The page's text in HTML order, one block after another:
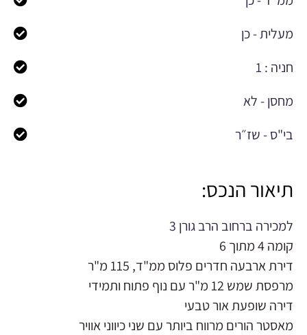
מעלית - כן
חניה : 1
מחסן - לא
בי"ס - שז״ר
תיאור הנכס:
למכירה ברחוב הרב גורן 3
קומה 4 מתוך 6
דירת ארבעה חדרים פלוס ממ"ד, 115 מ"ר
מרפסת שמש 12 מ"ר עם נוף פתוח ותמידי
דירה שופעת אור טבעי
מאסטר הורים מרווח ביותר עם שני כיווני אוויר